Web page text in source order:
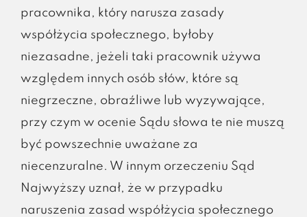
pracownika, który narusza zasady
współżycia społecznego, byłoby
niezasadne, jeżeli taki pracownik używa
względem innych osób słów, które są
niegrzeczne, obraźliwe lub wyzywające,
przy czym w ocenie Sądu słowa te nie muszą
być powszechnie uważane za
niecenzuralne. W innym orzeczeniu Sąd
Najwyższy uznał, że w przypadku
naruszenia zasad współżycia społecznego